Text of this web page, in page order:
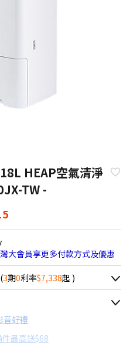
HEAP空氣清淨
TW -
大會員享更多付款方式及優惠
3期0利率$7,338起 )
物車顯示為主
配合銀行/業者
音好禮
最高送$68